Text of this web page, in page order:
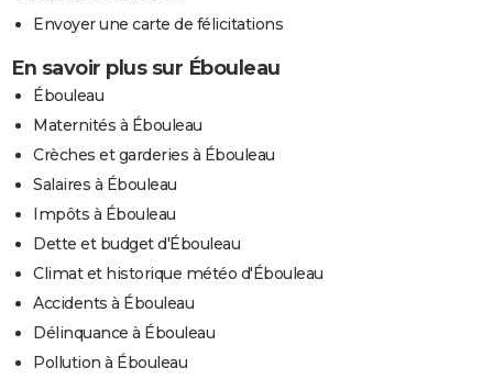
Envoyer une carte de félicitations
En savoir plus sur Ébouleau
Ébouleau
Maternités à Ébouleau
Crèches et garderies à Ébouleau
Salaires à Ébouleau
Impôts à Ébouleau
Dette et budget d'Ébouleau
Climat et historique météo d'Ébouleau
Accidents à Ébouleau
Délinquance à Ébouleau
Pollution à Ébouleau